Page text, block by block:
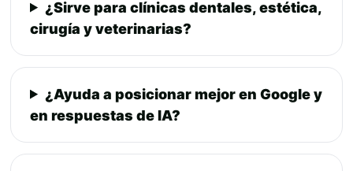
¿Sirve para clínicas dentales, estética,
cirugía y veterinarias?
¿Ayuda a posicionar mejor en Google y
en respuestas de IA?